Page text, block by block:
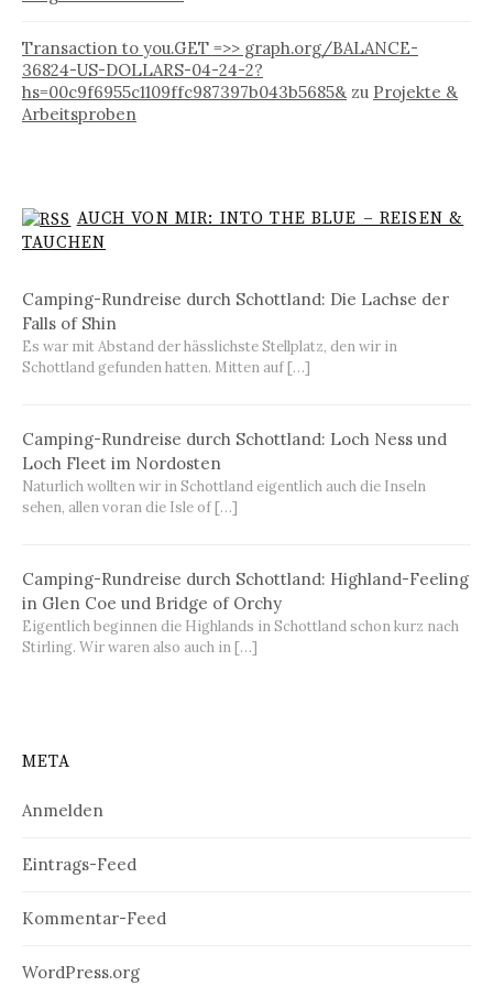
Transaction to you.GET =>> graph.org/BALANCE-
36824-US-DOLLARS-04-24-2?
hs=00c9f6955c1109ffc987397b043b5685&zu Projekte &
Arbeitsproben
AUCH VON MIR: INTO THE BLUE – REISEN &
TAUCHEN
Camping-Rundreise durch Schottland: Die Lachse der
Falls of Shin
Es war mit Abstand der hässlichste Stellplatz, den wir in
Schottland gefunden hatten. Mitten auf […]
Camping-Rundreise durch Schottland: Loch Ness und
Loch Fleet im Nordosten
Naturlich wollten wir in Schottland eigentlich auch die Inseln
sehen, allen voran die Isle of […]
Camping-Rundreise durch Schottland: Highland-Feeling
in Glen Coe und Bridge of Orchy
Eigentlich beginnen die Highlands in Schottland schon kurz nach
Stirling. Wir waren also auch in […]
META
Anmelden
Eintrags-Feed
Kommentar-Feed
WordPress.org